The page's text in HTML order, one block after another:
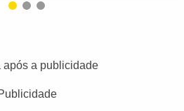
após a publicidade